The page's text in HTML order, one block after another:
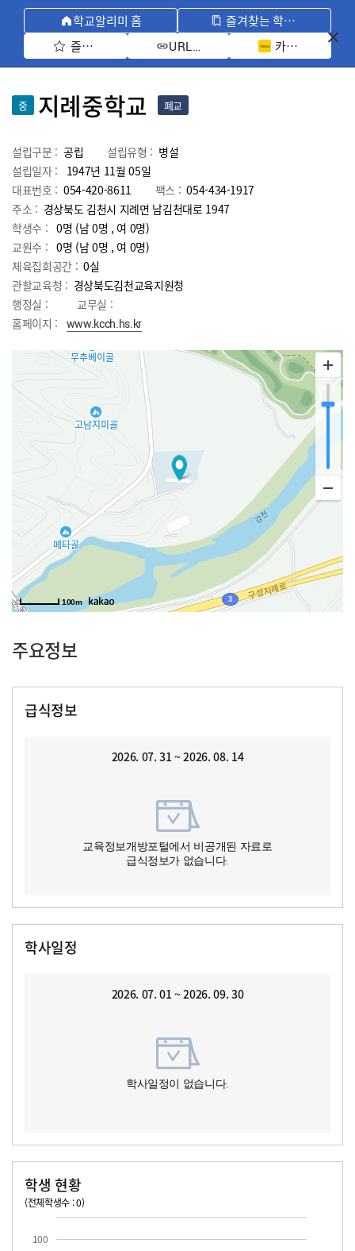
학교알리미 홈
즐겨찾는 학교 모아보기
즐겨찾기 선택
URL 복사 카카오톡 공유
중 지례중학교 폐교
설립구분 : 공립 설립유형 : 병설
설립일자 :
1947년 11월 05일
대표번호 : 054-420-8611 팩스 : 054-434-1917
주소 : 경상북도 김천시 지례면 남김천대로 1947
학생수 : 0명 (남 0명 , 여 0명)
교원수 : 0명 (남0명 , 여 0명)
체육집회공간 : 0실
관할교육청 : 경상북도김천교육지원청
행정실 :
교무실 :
홈페이지 :
www.kcch.hs.kr
100m
주요정보
급식정보
2026. 07. 31 ~ 2026. 08. 14
교육정보개방포털에서 비공개된 자료로
급식정보가 없습니다.
학사일정
2026. 07. 01 ~ 2026. 09. 30
학사일정이 없습니다.
학생 현황
(전체학생수 : 0)
100